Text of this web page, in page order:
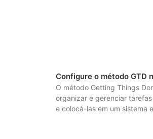
Configure o método GTD
O método Getting Things
organizar e gerenciar
e colocá-las em um sistema